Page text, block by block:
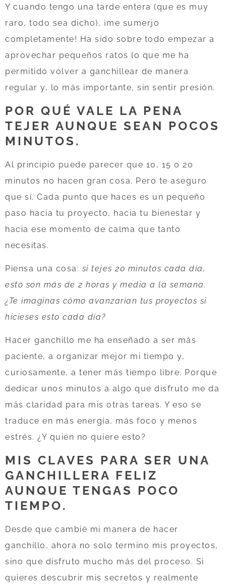
Y cuando tengo una tarde entera (que es muy
raro, todo sea dicho), ¡me sumerjo
completamente! Ha sido sobre todo empezar a
aprovechar pequeños ratos lo que me ha
permitido volver a ganchillear de manera
regular y, lo más importante, sin sentir presión.
POR QUÉ VALE LA PENA
TEJER AUNQUE SEAN POCOS
MINUTOS.
Al principio puede parecer que 10, 15 o 20
minutos no hacen gran cosa. Pero te aseguro
que sí. Cada punto que haces es un pequeño
paso hacia tu proyecto, hacia tu bienestar y
hacia ese momento de calma que tanto
necesitas.
Piensa una cosa: si tejes 20 minutos cada día,
esto son más de 2 horas y media a la semana.
¿Te imaginas cómo avanzarían tus proyectos si
hicieses esto cada día?
Hacer ganchillo me ha enseñado a ser más
paciente, a organizar mejor mi tiempo y,
curiosamente, a tener más tiempo libre. Porque
dedicar unos minutos a algo que disfruto me da
más claridad para mis otras tareas. Y eso se
traduce en más energía, más foco y menos
estrés. ¿Y quién no quiere esto?
MIS CLAVES PARA SER UNA
GANCHILLERA FELIZ
AUNQUE TENGAS POCO
TIEMPO.
Desde que cambié mi manera de hacer
ganchillo, ahora no solo termino mis proyectos,
sino que disfruto mucho más del proceso. Si
quieres descubrir mis secretos y realmente